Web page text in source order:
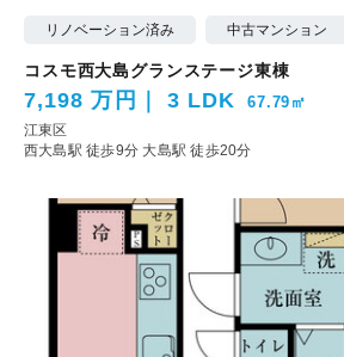
リノベーション済み 中古マンション
コスモ西大島グランステージ東棟
7,198 万円 3 LDK 67.79㎡
江東区
西大島駅 徒歩9分 大島駅 徒歩20分